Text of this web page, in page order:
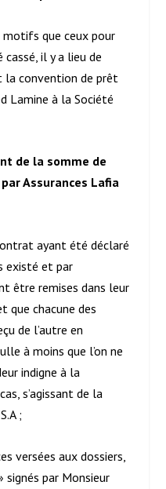
que ceux pour
il y a lieu de
convention de prêt
Lamine à la Société
de la somme de
Assurances Lafia
ayant été déclaré
existé et par
être remises dans leur
chacune des
de l’autre en
à moins que l’on ne
indigne à la
s’agissant de la
;
versées aux dossiers,
par Monsieur